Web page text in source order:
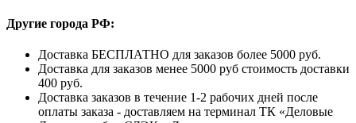
Другие города РФ:
Доставка БЕСПЛАТНО для заказов более 5000 руб.
Доставка для заказов менее 5000 руб стоимость доставки
400 руб.
Доставка заказов в течение 1-2 рабочих дней после
оплаты заказа - доставляем на терминал ТК «Деловые